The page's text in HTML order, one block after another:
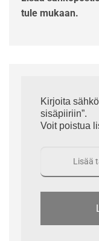
tule mukaan.
Kirjoita
sisäpiiriin”.
Voit poistua